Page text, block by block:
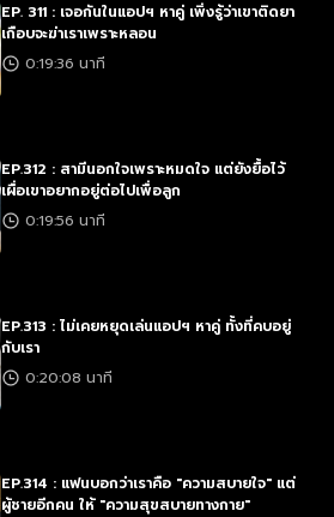
EP. 311 : เจอกันในแอปฯ หาคู่ เพิ่งรู้ว่าเขาติดยา
เกือบจะฆ่าเราเพราะหลอน
0:19:36 นาที
EP.312 : สามีนอกใจเพราะหมดใจ แต่ยังยื้อไว้
เผื่อเขาอยากอยู่ต่อไปเพื่อลูก
0:19:56 นาที
EP.313 : ไม่เคยหยุดเล่นแอปฯ หาคู่ ทั้งที่คบอยู่
กับเรา
0:20:08 นาที
EP.314 : แฟนบอกว่าเราคือ "ความสบายใจ" แต่
ผู้ชายอีกคน ให้ "ความสุขสบายทางกาย"